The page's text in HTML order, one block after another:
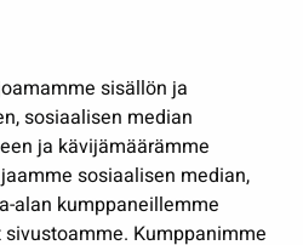
sisällön ja
sosiaalisen median
ja kävijämäärämme
sosiaalisen median,
alan kumppaneillemme
Kumppanimme